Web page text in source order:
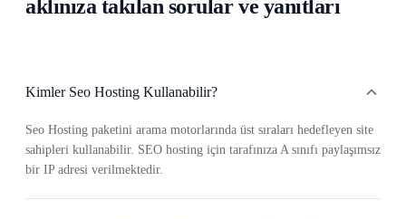
aklınıza takılan sorular ve yanıtları
Kimler Seo Hosting Kullanabilir?
Seo Hosting paketini arama motorlarında üst sıraları hedefleyen site
sahipleri kullanabilir. SEO hosting için tarafınıza A sınıfı paylaşımsız
bir IP adresi verilmektedir.